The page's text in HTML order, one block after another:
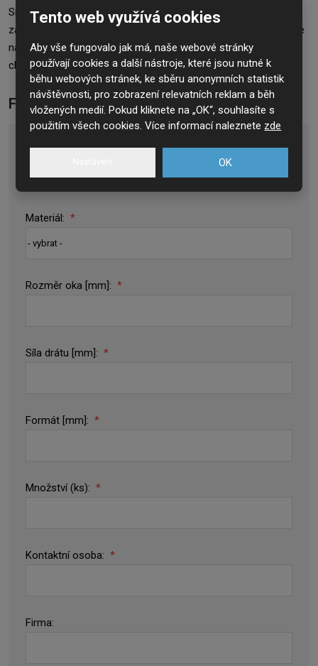
Sítě a pletiva nabízí jednoduchá a elegantní řešení. Materiál
zaujme nejen cenou, ale i svou všestranností. Uplatnění nalezne
například v architektuře,stavebnictví, v těžkém průmyslu, v
chovatelství, ale i na vaší zahradě
Formulář poptávky:
Typ: *
Materiál: *
Rozměr oka [mm]: *
Síla drátu [mm]: *
Formát [mm]: *
Množství (ks): *
Kontaktní osoba: *
Firma:
Tento web využívá cookies
Aby vše fungovalo jak má, naše webové stránky
používají cookies a další nástroje, které jsou nutné k
běhu webových stránek, ke sběru anonymních statistik
návštěvnosti, pro zobrazení relevatních reklam a běh
vložených medií. Pokud kliknete na „OK“, souhlasíte s
použitím všech cookies. Více informací naleznete zde
OK